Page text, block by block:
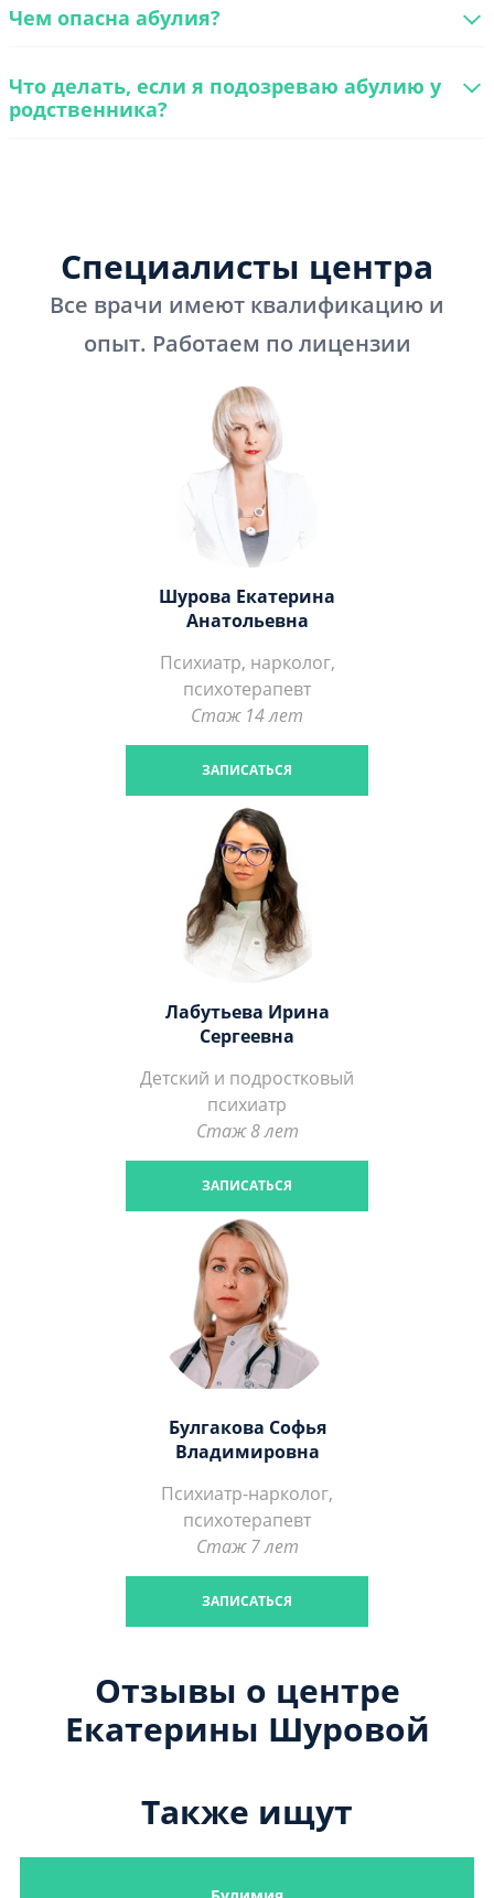
Чем опасна абулия?
Что делать, если я подозреваю абулию у
родственника?
Специалисты центра
Все врачи имеют квалификацию и
опыт. Работаем по лицензии
Шурова Екатерина
Анатольевна
Психиатр, нарколог,
психотерапевт
Стаж 14 лет
ЗАПИСАТЬСЯ
Лабутьева Ирина
Сергеевна
Детский и подростковый
психиатр
Стаж 8 лет
ЗАПИСАТЬСЯ
Булгакова Софья
Владимировна
Психиатр-нарколог,
психотерапевт
Стаж 7 лет
ЗАПИСАТЬСЯ
Отзывы о центре
Екатерины Шуровой
Также ищут